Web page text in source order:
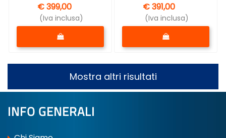
€ 399,00
(Iva inclusa)
Quantità
€ 391,00
(Iva inclusa)
Quantità
Mostra altri risultati
INFO GENERALI